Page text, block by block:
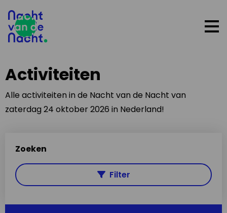
Activiteiten
Alle activiteiten in de Nacht van de Nacht van
zaterdag 24 oktober 2026 in Nederland!
Zoeken
Filter